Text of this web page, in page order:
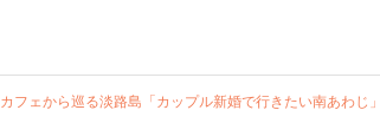
カフェから巡る淡路島「カップル新婚で行きたい南あわじ